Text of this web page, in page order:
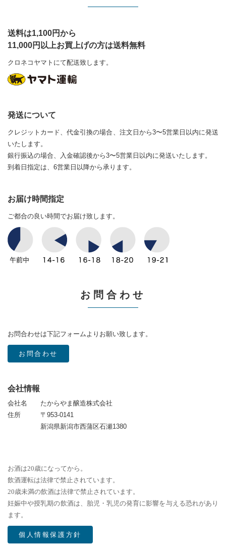
送料は1,100円から
11,000円以上お買上げの方は送料無料
クロネコヤマトにて配送致します。
発送について
クレジットカード、代金引換の場合、注文日から3〜5営業日以内に発送
いたします。
銀行振込の場合、入金確認後から3〜5営業日以内に発送いたします。
到着日指定は、6営業日以降から承ります。
お届け時間指定
ご都合の良い時間でお届け致します。
お問合わせ
お問合わせは下記フォームよりお願い致します。
お問合わせ
会社情報
会社名
たからやま醸造株式会社
住所
〒953-0141
新潟県新潟市西蒲区石瀬1380
お酒は20歳になってから。
飲酒運転は法律で禁止されています。
20歳未満の飲酒は法律で禁止されています。
妊娠中や授乳期の飲酒は、胎児・乳児の発育に影響を与える恐れがあり
ます。
個人情報保護方針